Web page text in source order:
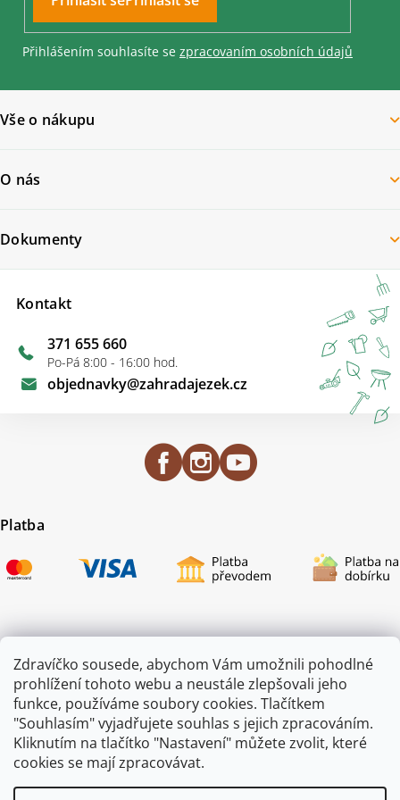
Zdravíčko sousede, abychom Vám umožnili pohodlné
prohlížení tohoto webu a neustále zlepšovali jeho
funkce, používáme soubory cookies. Tlačítkem
"Souhlasím" vyjadřujete souhlas s jejich zpracováním.
Kliknutím na tlačítko "Nastavení" můžete zvolit, které
cookies se mají zpracovávat.
Přihlášením souhlasíte se zpracovaním osobních údajů
Vše o nákupu
O nás
Kontakt
objednavky@zahradajezek.cz
371 655 660
Po-Pá 8:00 - 16:00 hod.
Dokumenty
Platba
Certifikace